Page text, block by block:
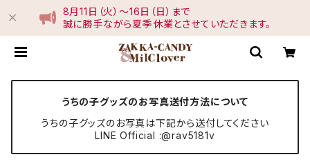
8月11日（火）〜16日（日）まで
誠に勝手ながら夏季休業とさせていただきます。
うちの子グッズのお写真送付方法について
うちの子グッズのお写真は下記から送付してください
LINE Official :@rav5181v